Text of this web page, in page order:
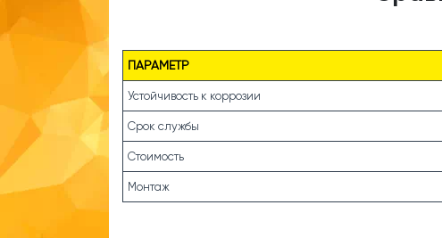
ПАРАМЕТР
Устойчивость к коррозии
Срок службы
Стоимость
Монтаж